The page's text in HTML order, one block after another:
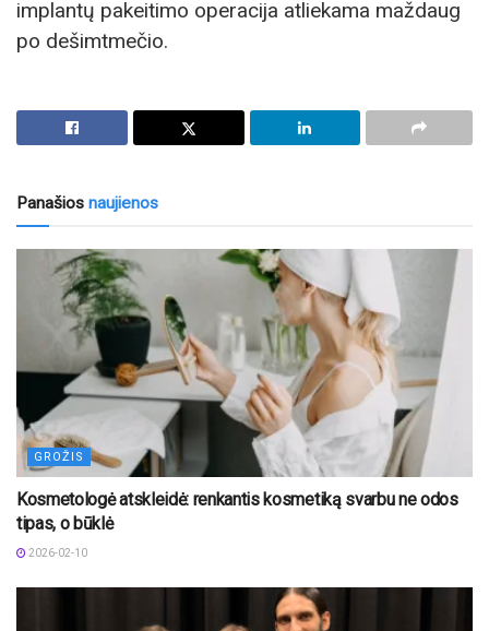
implantų pakeitimo operacija atliekama maždaug
po dešimtmečio.
Panašios naujienos
GROŽIS
Kosmetologė atskleidė: renkantis kosmetiką svarbu ne odos
tipas, o būklė
2026-02-10